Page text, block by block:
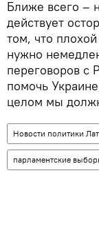
Ближе всего –
действует
том, что
нужно
переговоров с
помочь
целом мы
Новости политики
парламентские